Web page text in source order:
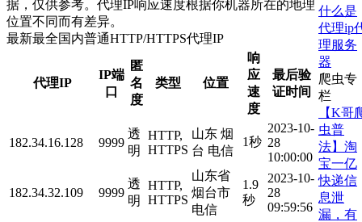
据，仅供参考。代理IP响应速度根据你机器所在的地理
位置不同而有差异。
最新最全国内普通HTTP/HTTPS代理IP
代理IP
IP端
口
匿
名
度
类型 位置
响
应
速
度
最后验
证时间
182.34.16.128 9999
透
明
HTTP,
HTTPS
山东 烟
台 电信
1秒
2023-10-
28
10:00:00
182.34.32.109 9999
透
明
HTTP,
HTTPS
山东省
烟台市
电信
1.9
秒
2023-10-
28
09:59:56
什么是
代理ip
理服务
器
爬虫专
栏
【K哥
虫普
法】淘
宝一亿
快递信
息泄
漏，有